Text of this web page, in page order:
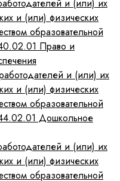
и (или) их
и (или) физических
образовательной
Право и
и (или) их
и (или) физических
образовательной
Дошкольное
и (или) их
и (или) физических
образовательной